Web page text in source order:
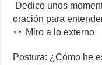
Dedico unos
oración para
Miro a lo externo
Postura: ¿Cómo he